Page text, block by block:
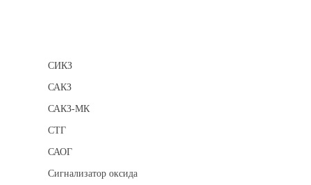
СИКЗ
САКЗ
САКЗ-МК
СТГ
САОГ
Сигнализатор оксида